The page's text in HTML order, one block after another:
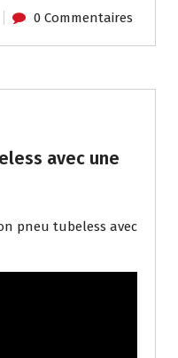
0 Commentaires
avec une
pneu tubeless avec